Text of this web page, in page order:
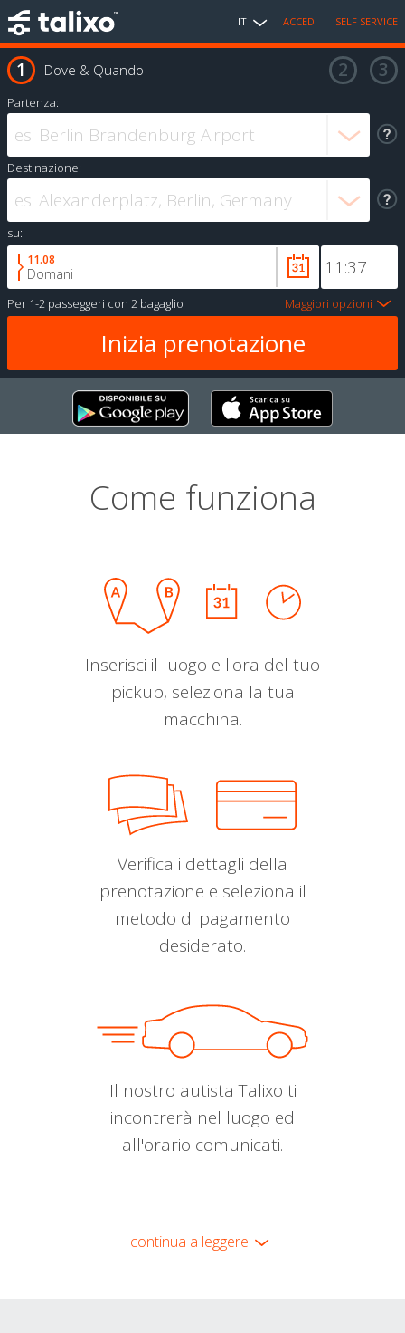
IT ACCEDI SELF SERVICE
Dove & Quando
Partenza:
Destinazione:
su:
11.08
Domani
Per 1-2 passeggeri con 2 bagaglio Maggiori opzioni
Come funziona
Inserisci il luogo e l'ora del tuo
pickup, seleziona la tua
macchina.
Verifica i dettagli della
prenotazione e seleziona il
metodo di pagamento
desiderato.
Il nostro autista Talixo ti
incontrerà nel luogo ed
all'orario comunicati.
continua a leggere